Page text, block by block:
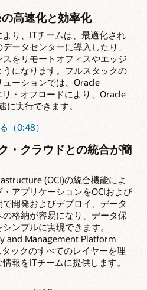
高速化と効率化
り、ITチームは、最適化され
ータセンターに導入したり、
をリモートオフィスやエッジ
になります。フルスタックの
ーションでは、Oracle
・オフロードにより、Oracle
に実行できます。
（0:48）
・クラウドとの統合が簡
(OCI)の統合機能によ
アプリケーションをOCIおよび
開発およびデプロイ、データ
格納が容易になり、データ保
ンプルに実現できます。
and Management Platform
ックのすべてのレイヤーを理
報をITチームに提供します。